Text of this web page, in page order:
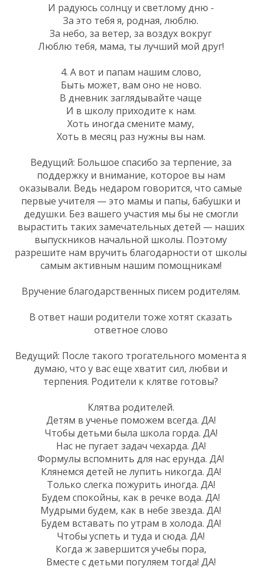
И радуюсь солнцу и светлому дню -
За это тебя я, родная, люблю.
За небо, за ветер, за воздух вокруг
Люблю тебя, мама, ты лучший мой друг!
4. А вот и папам нашим слово,
Быть может, вам оно не ново.
В дневник заглядывайте чаще
И в школу приходите к нам.
Хоть иногда смените маму,
Хоть в месяц раз нужны вы нам.
Ведущий: Большое спасибо за терпение, за
поддержку и внимание, которое вы нам
оказывали. Ведь недаром говорится, что самые
первые учителя — это мамы и папы, бабушки и
дедушки. Без вашего участия мы бы не смогли
вырастить таких замечательных детей — наших
выпускников начальной школы. Поэтому
разрешите нам вручить благодарности от школы
самым активным нашим помощникам!
Вручение благодарственных писем родителям.
В ответ наши родители тоже хотят сказать
ответное слово
Ведущий: После такого трогательного момента я
думаю, что у вас еще хватит сил, любви и
терпения. Родители к клятве готовы?
Клятва родителей.
Детям в ученье поможем всегда. ДА!
Чтобы детьми была школа горда. ДА!
Нас не пугает задач чехарда. ДА!
Формулы вспомнить для нас ерунда. ДА!
Клянемся детей не лупить никогда. ДА!
Только слегка пожурить иногда. ДА!
Будем спокойны, как в речке вода. ДА!
Мудрыми будем, как в небе звезда. ДА!
Будем вставать по утрам в холода. ДА!
Чтобы успеть и туда и сюда. ДА!
Когда ж завершится учебы пора,
Вместе с детьми погуляем тогда! ДА!